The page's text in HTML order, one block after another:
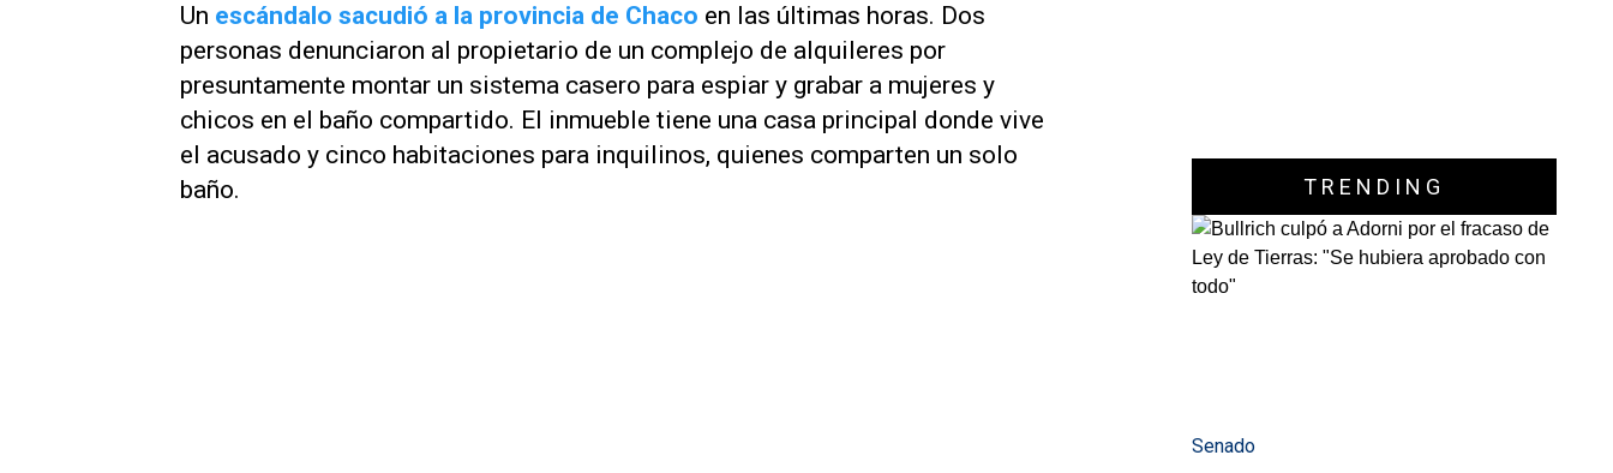
Un escándalo sacudió a la provincia de Chaco en las últimas horas. Dos
personas denunciaron al propietario de un complejo de alquileres por
presuntamente montar un sistema casero para espiar y grabar a mujeres y
chicos en el baño compartido. El inmueble tiene una casa principal donde vive
el acusado y cinco habitaciones para inquilinos, quienes comparten un solo
baño.
TRENDING
Senado